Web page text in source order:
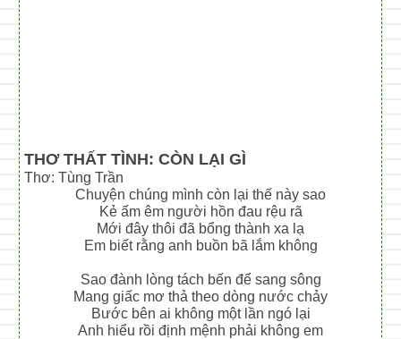
THƠ THẤT TÌNH: CÒN LẠI GÌ
Thơ: Tùng Trần
Chuyện chúng mình còn lại thế này sao
Kẻ ấm êm người hồn đau rệu rã
Mới đây thôi đã bổng thành xa lạ
Em biết rằng anh buồn bã lắm không
Sao đành lòng tách bến để sang sông
Mang giấc mơ thả theo dòng nước chảy
Bước bên ai không một lần ngó lại
Anh hiểu rồi định mệnh phải không em